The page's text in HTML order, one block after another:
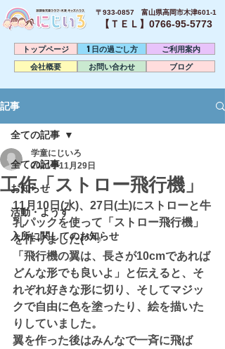
〒933-0857 富山県高岡市木津601-1
【ＴＥＬ】0766-95-5773​
トップページ 1日の過ごし方
ご利用案内
会社概要
お問い合わせ ブログ
記事
全ての記事
お知らせ
活動・ようす
入所に関してのお知らせ
全ての記事
工作「ストロー飛行機」
学童にじいろ
2021年11月29日
11月10日(水)、27日(土)にストローと牛
乳パックを使って「ストロー飛行機」
を作りました(^^♪
「飛行機の翼は、長さが10cmであれば
どんな形でも良いよ」と伝えると、そ
れぞれ好きな形に切り、そしてマジッ
クで自由に色を塗ったり、絵を描いた
りしていました。
翼を作った後はみんなで一斉に飛ば